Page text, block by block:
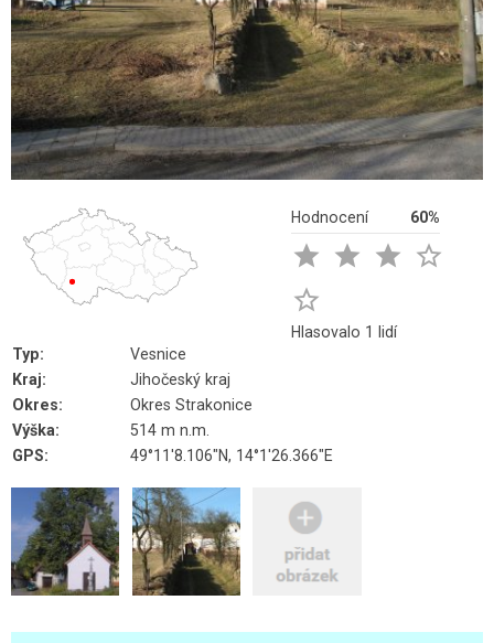
Hodnocení 60%
   

Hlasovalo 1 lidí
Typ:
Vesnice
Kraj:
Jihočeský kraj
Okres:
Okres Strakonice
Výška:
514 m n.m.
GPS:
49°11'8.106"N, 14°1'26.366"E